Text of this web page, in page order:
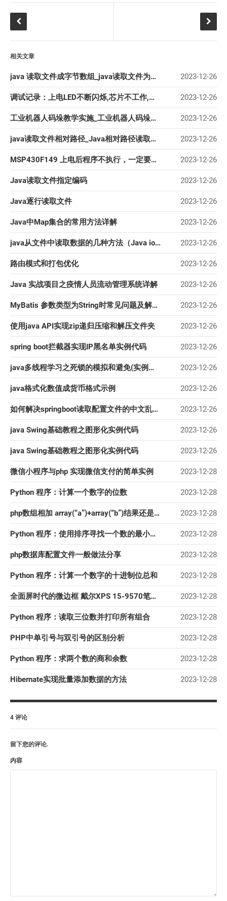
相关文章
java 读取文件成字节数组_java读取文件为字节数组 2023-12-26
调试记录：上电LED不断闪烁,芯片不工作,按复位键后正常 2023-12-26
工业机器人码垛教学实施_工业机器人码垛方案设计.doc 2023-12-26
java读取文件相对路径_Java相对路径读取文件 2023-12-26
MSP430F149 上电后程序不执行，一定要按复位键 2023-12-26
Java读取文件指定编码 2023-12-26
Java逐行读取文件 2023-12-26
Java中Map集合的常用方法详解 2023-12-26
java从文件中读取数据的几种方法（Java io基础） 2023-12-26
路由模式和打包优化 2023-12-26
Java 实战项目之疫情人员流动管理系统详解 2023-12-26
MyBatis 参数类型为String时常见问题及解决方法 2023-12-26
使用java API实现zip递归压缩和解压文件夹 2023-12-26
spring boot拦截器实现IP黑名单实例代码 2023-12-26
java多线程学习之死锁的模拟和避免(实例讲解) 2023-12-26
java格式化数值成货币格式示例 2023-12-26
如何解决springboot读取配置文件的中文乱码问题 2023-12-26
java Swing基础教程之图形化实例代码 2023-12-26
java Swing基础教程之图形化实例代码 2023-12-26
微信小程序与php 实现微信支付的简单实例 2023-12-28
Python 程序：计算一个数字的位数 2023-12-28
php数组相加 array(“a”)+array(“b”)结果还是array(“a”) 2023-12-28
Python 程序：使用排序寻找一个数的最小除数 2023-12-28
php数据库配置文件一般做法分享 2023-12-28
Python 程序：计算一个数字的十进制位总和 2023-12-28
全面屏时代的微边框 戴尔XPS 15-9570笔记本电脑详细图文评测 2023-12-28
Python 程序：读取三位数并打印所有组合 2023-12-28
PHP中单引号与双引号的区别分析 2023-12-28
Python 程序：求两个数的商和余数 2023-12-28
Hibernate实现批量添加数据的方法 2023-12-28
4 评论
留下您的评论.
内容